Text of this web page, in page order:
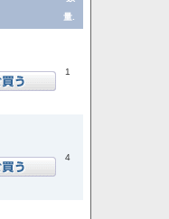
量.
1
4